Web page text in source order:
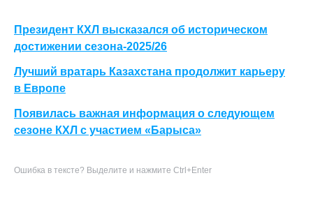
Президент КХЛ высказался об историческом
достижении сезона-2025/26
Лучший вратарь Казахстана продолжит карьеру
в Европе
Появилась важная информация о следующем
сезоне КХЛ с участием «Барыса»
Ошибка в тексте? Выделите и нажмите Ctrl+Enter